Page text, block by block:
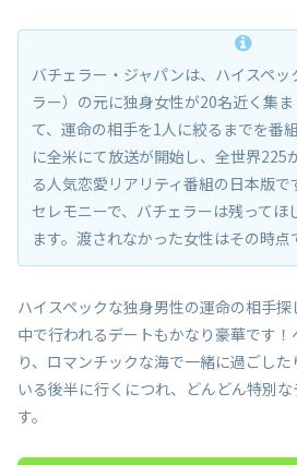
バチェラー・ジャパンは、ハイスペッ
ラー）の元に独身女性が20名近く集
て、運命の相手を1人に絞るまでを番
に全米にて放送が開始し、全世界225
る人気恋愛リアリティ番組の日本版で
セレモニーで、バチェラーは残ってほ
ます。渡されなかった女性はその時点
ハイスペックな独身男性の運命の相手
中で行われるデートもかなり豪華です
り、ロマンチックな海で一緒に過ごし
いる後半に行くにつれ、どんどん特別
す。